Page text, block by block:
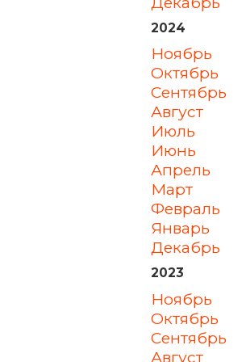
2024
ноябрь
октябрь
сентябрь
август
июль
июнь
апрель
март
февраль
январь
декабрь
2023
ноябрь
октябрь
сентябрь
август